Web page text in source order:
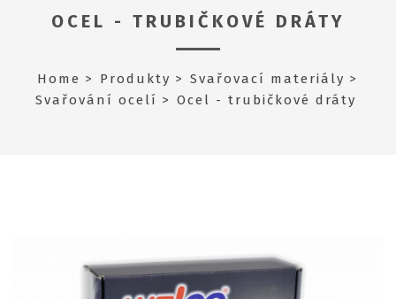
OCEL - TRUBIČKOVÉ DRÁTY
Home Produkty
Svařovací materiály
Svařování ocelí
Ocel - trubičkové dráty